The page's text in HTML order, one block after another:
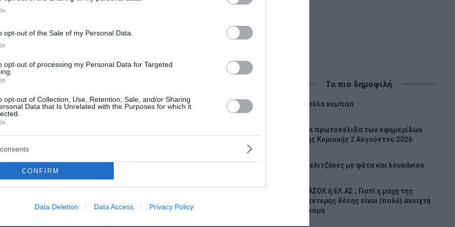
opt-out of the Sale of my Personal Data.
opt-out of processing my Personal Data for Targeted
opt-out of Collection, Use, Retention, Sale, and/or Sharing
Data that Is Unrelated with the Purposes for which it
CONFIRM
Data Deletion Data Access Privacy Policy
όλες τις ειδήσεις
Τα πιο δημοφιλή
Λούλα κεμπάπ
Tα πρωτοσέλιδα των εφημερίδων
της Κυριακής 2 Αυγούστου 2026
Μελιτζάνες με φέτα και λουκάνικο
ΠΑΣΟΚ ή ΕΛ.ΑΣ.; Γιατί η μάχη της
δεύτερης θέσης είναι (πολύ) ανοιχτή
ακόμη